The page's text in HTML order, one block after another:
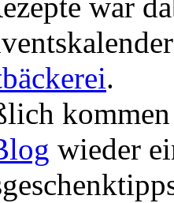
war
.
wieder